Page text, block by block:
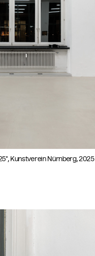
Kunstverein Nürnberg, 2025